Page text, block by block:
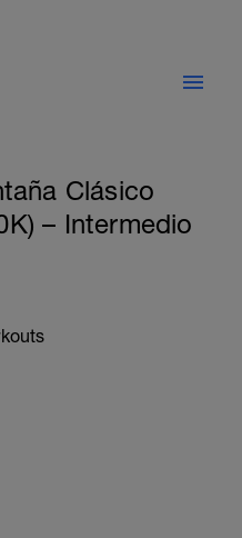
Clásico
– Intermedio